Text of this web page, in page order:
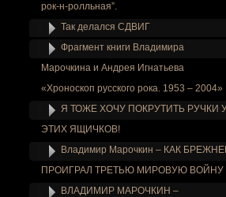
рок-н-ролльная”.
Так делался СДВИГ
Фрагмент книги Владимира
Марочкина и Андрея Игнатьева
«Хроноскоп русского рока. 1953 – 2004»
Я ТОЖЕ ХОЧУ ПОКРУТИТЬ РУЧКИ
ЭТИХ ЯЩИЧКОВ!
Владимир Марочкин – КАК
ПРОИГРАЛ ТРЕТЬЮ МИРОВУЮ ВОЙНУ
ВЛАДИМИР МАРОЧКИН –